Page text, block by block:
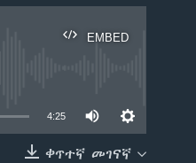
EMBED
4:25
ቀጥተኛ መገናኛ